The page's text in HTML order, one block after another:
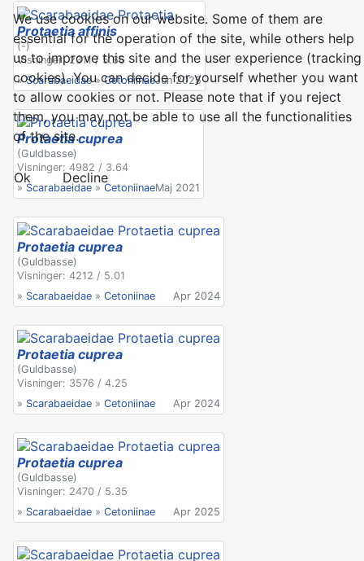
Protaetia affinis
(-)
Visninger: 2311 / 5.66
»Scarabaeidae»CetoniinaeJun 2025
Protaetia cuprea
(Guldbasse)
Visninger: 4982 / 3.64
» Scarabaeidae » CetoniinaeMaj 2021
Protaetia cuprea
(Guldbasse)
Visninger: 4212 / 5.01
» Scarabaeidae » Cetoniinae Apr 2024
Protaetia cuprea
(Guldbasse)
Visninger: 3576 / 4.25
» Scarabaeidae » Cetoniinae Apr 2024
Protaetia cuprea
(Guldbasse)
Visninger: 2470 / 5.35
» Scarabaeidae » Cetoniinae Apr 2025
We use cookies on our website. Some of them are
essential for the operation of the site, while others help
us to improve this site and the user experience (tracking
cookies). You can decide for yourself whether you want
to allow cookies or not. Please note that if you reject
them, you may not be able to use all the functionalities
of the site.
Ok Decline